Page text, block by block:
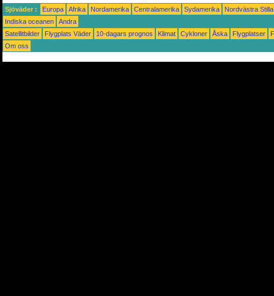
Sjöväder : Europa Afrika Nordamerika Centralamerika Sydamerika
Nordvästra
Indiska oceanen
Andra
Satellitbilder
Flygplats Väder 10-dagars prognos Klimat Cykloner Åska Flygplatser
Om oss